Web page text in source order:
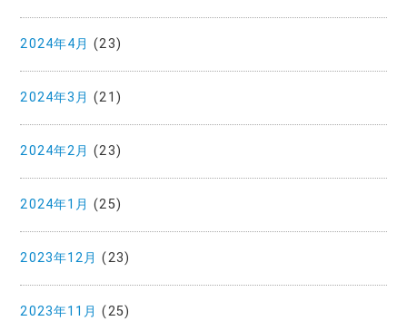
2024年4月 (23)
2024年3月 (21)
2024年2月 (23)
2024年1月 (25)
2023年12月 (23)
2023年11月 (25)